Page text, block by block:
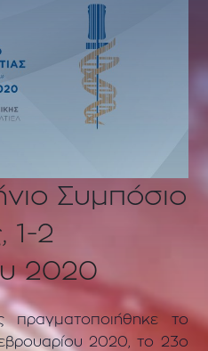
Συμπόσιο
1-2
2020
πραγματοποιήθηκε το
2020, το 23ο